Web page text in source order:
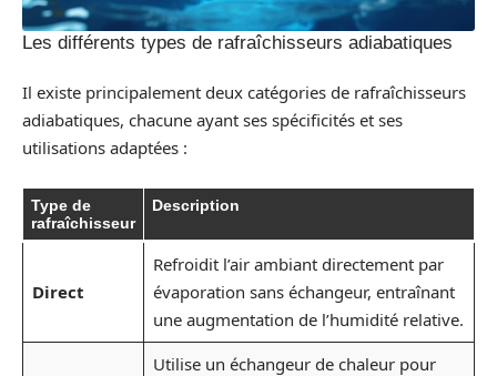
Les différents types de rafraîchisseurs adiabatiques
Il existe principalement deux catégories de rafraîchisseurs
adiabatiques, chacune ayant ses spécificités et ses
utilisations adaptées :
Type de
rafraîchisseur
Description
Direct
Refroidit l’air ambiant directement par
évaporation sans échangeur, entraînant
une augmentation de l’humidité relative.
Utilise un échangeur de chaleur pour